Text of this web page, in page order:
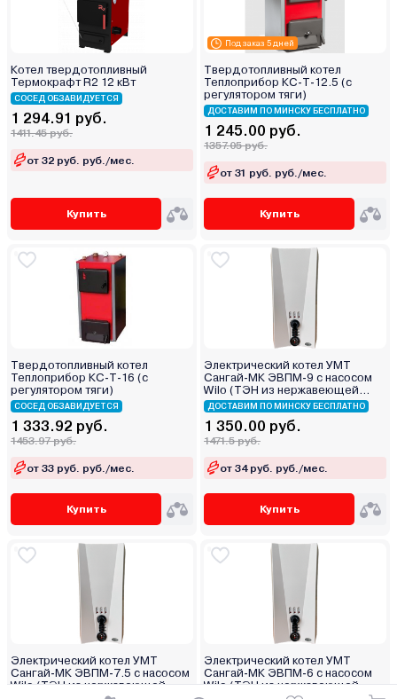
Котел твердотопливный
Термокрафт R2 12 кВт
СОСЕД ОБЗАВИДУЕТСЯ
1 294.91 руб.
1411.45 руб.
от 32 руб. руб./мес.
Купить
Под заказ 5 дней
Твердотопливный котел
Теплоприбор КС-Т-12.5 (с
регулятором тяги)
ДОСТАВИМ ПО МИНСКУ БЕСПЛАТНО
1 245.00 руб.
1357.05 руб.
от 31 руб. руб./мес.
Купить
Твердотопливный котел
Теплоприбор КС-Т-16 (с
регулятором тяги)
СОСЕД ОБЗАВИДУЕТСЯ
1 333.92 руб.
1453.97 руб.
от 33 руб. руб./мес.
Купить
Электрический котел УМТ
Сангай-МК ЭВПМ-9 с насосом
Wilo (ТЭН из нержавеющей
стали)
ДОСТАВИМ ПО МИНСКУ БЕСПЛАТНО
1 350.00 руб.
1471.5 руб.
от 34 руб. руб./мес.
Купить
Электрический котел УМТ
Сангай-МК ЭВПМ-7.5 с насосом
Wilo (ТЭН из нержавеющей
Электрический котел УМТ
Сангай-МК ЭВПМ-6 с насосом
Wilo (ТЭН из нержавеющей